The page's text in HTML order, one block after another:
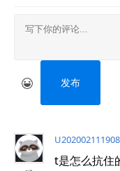
发布
t是怎么抗住